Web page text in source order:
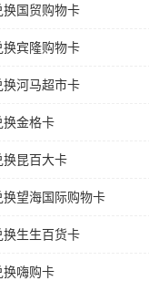
换国贸购物卡
换宾隆购物卡
换河马超市卡
换金格卡
换昆百大卡
望海国际购物卡
换生生百货卡
换嗨购卡